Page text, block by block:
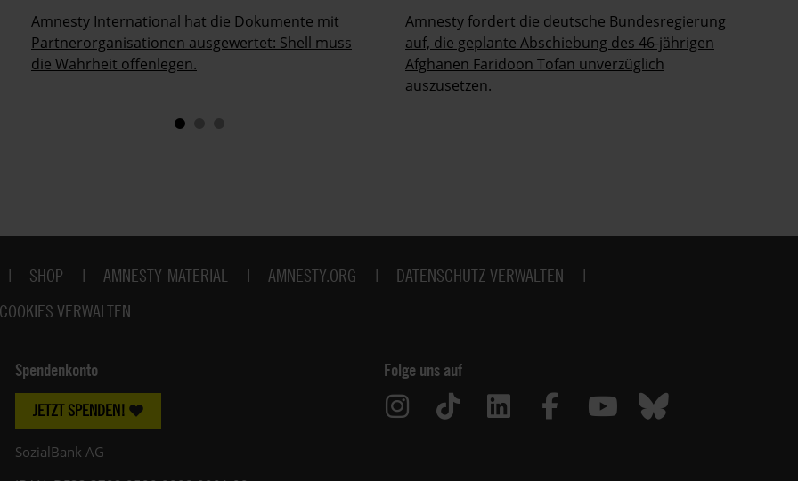
Amnesty International hat die Dokumente mit
Partnerorganisationen ausgewertet: Shell muss
die Wahrheit offenlegen.
Amnesty fordert die deutsche Bundesregierung
auf, die geplante Abschiebung des 46-jährigen
Afghanen Faridoon Tofan unverzüglich
auszusetzen.
SHOP AMNESTY-MATERIAL AMNESTY.ORG
DATENSCHUTZ VERWALTEN
COOKIES VERWALTEN
Spendenkonto
JETZT SPENDEN!
SozialBank AG
Folge uns auf